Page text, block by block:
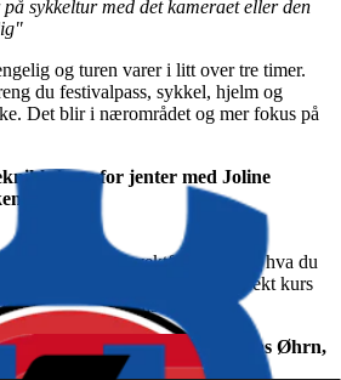
sykkeltur med det kameraet eller den
og turen varer i litt over tre timer.
du festivalpass, sykkel, hjelm og
Det blir i nærområdet og mer fokus på
kurs for jenter med Joline
12:00
grunn posisjon, vektfordeling og hva du
lettest mulig i terrenget. Perfekt kurs
og raskere syklist!
viderekommende med Andreas Øhrn,